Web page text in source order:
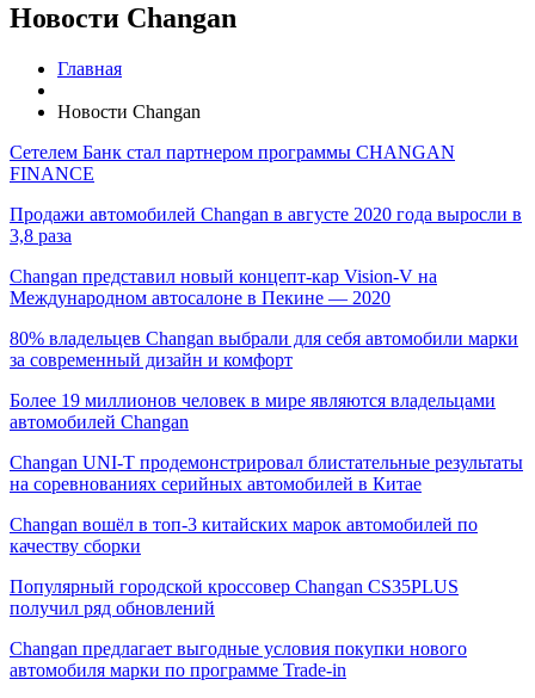
Новости Changan
Главная
Новости Changan
Сетелем Банк стал партнером программы CHANGAN
FINANCE
Продажи автомобилей Changan в августе 2020 года выросли в
3,8 раза
Changan представил новый концепт-кар Vision-V на
Международном автосалоне в Пекине — 2020
80% владельцев Changan выбрали для себя автомобили марки
за современный дизайн и комфорт
Более 19 миллионов человек в мире являются владельцами
автомобилей Changan
Changan UNI-T продемонстрировал блистательные результаты
на соревнованиях серийных автомобилей в Китае
Changan вошёл в топ-3 китайских марок автомобилей по
качеству сборки
Популярный городской кроссовер Changan CS35PLUS
получил ряд обновлений
Changan предлагает выгодные условия покупки нового
автомобиля марки по программе Trade-in